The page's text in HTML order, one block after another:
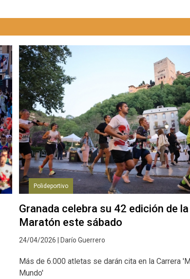
Polideportivo
Granada celebra su 42 edición de
Maratón este sábado
24/04/2026 | Darío Guerrero
Más de 6.000 atletas se darán cita en la Carrera
Mundo'